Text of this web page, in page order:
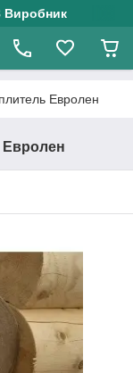
Виробник
Евролен